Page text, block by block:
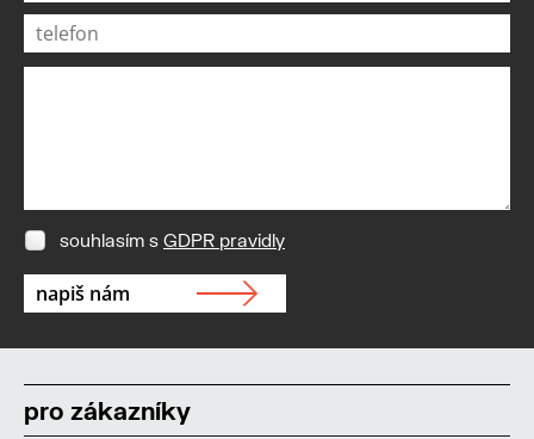
souhlasím s GDPR pravidly
pro zákazníky